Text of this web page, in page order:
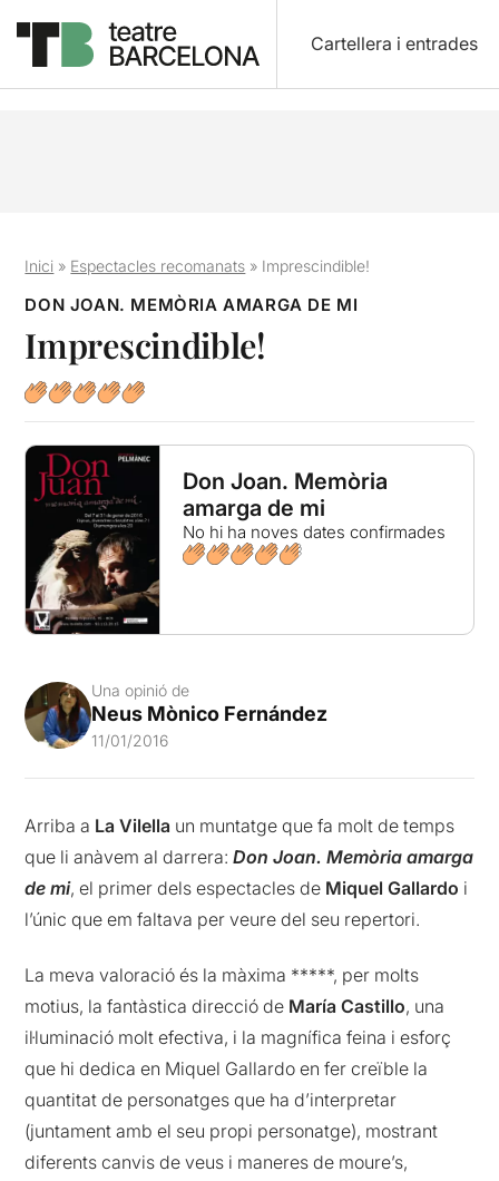
Cartellera i entrades
Inici » Espectacles recomanats » Imprescindible!
DON JOAN. MEMÒRIA AMARGA DE MI
Imprescindible!
Don Joan. Memòria
amarga de mi
No hi ha noves dates confirmades
Una opinió de
Neus Mònico Fernández
11/01/2016
Arriba a La Vilella un muntatge que fa molt de temps
que li anàvem al darrera:Don Joan. Memòria amarga
de mi, el primer dels espectacles de Miquel Gallardo i
l’únic que em faltava per veure del seu repertori.
La meva valoració és la màxima *****, per molts
motius, la fantàstica direcció de María Castillo, una
il·luminació molt efectiva, i la magnífica feina i esforç
que hi dedica en Miquel Gallardo en fer creïble la
quantitat de personatges que ha d’interpretar
(juntament amb el seu propi personatge), mostrant
diferents canvis de veus i maneres de moure’s,